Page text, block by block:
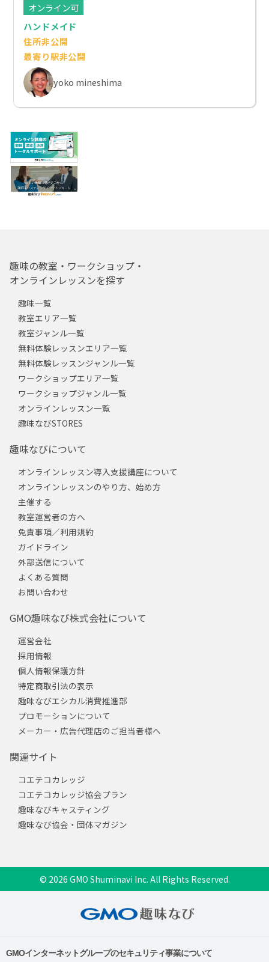
オンライン可
ハンドメイド
住所非公開
最寄り駅非公開
yoko mineshima
趣味の教室・ワークショップ・
オンラインレッスンを探す
趣味一覧
教室エリア一覧
教室ジャンル一覧
無料体験レッスンエリア一覧
無料体験レッスンジャンル一覧
ワークショップエリア一覧
ワークショップジャンル一覧
オンラインレッスン一覧
趣味なびSTORES
趣味なびについて
オンラインレッスン導入支援講座について
オンラインレッスンのやり方、始め方
主催する
教室運営者の方へ
免責事項／利用規約
ガイドライン
外部送信について
よくある質問
お問い合わせ
GMO趣味なび株式会社について
運営会社
採用情報
個人情報保護方針
特定商取引法の表示
趣味なびエシカル消費推進部
プロモーションについて
メーカー・広告代理店のご担当者様へ
関連サイト
コエテコカレッジ
コエテコカレッジ協会プラン
趣味なびキャスティング
趣味なび協会・団体マガジン
© 2026 GMO Shuminavi Inc. All Rights Reserved.